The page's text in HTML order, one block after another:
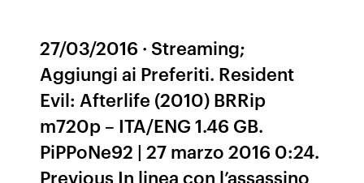
27/03/2016 · Streaming;
Aggiungi ai Preferiti. Resident
Evil: Afterlife (2010) BRRip
m720p – ITA/ENG 1.46 GB.
PiPPoNe92 | 27 marzo 2016 0:24.
Previous In linea con l’assassino